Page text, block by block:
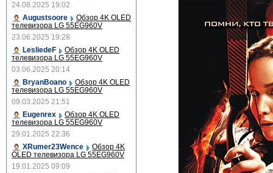
24.08.2025 19:02
Augustsoore
Обзор 4K OLED
телевизора LG 55EG960V
23.06.2025 19:28
LesliedeF
Обзор 4K OLED
телевизора LG 55EG960V
03.06.2025 20:14
BryanBoano
Обзор 4K OLED
телевизора LG 55EG960V
09.03.2025 21:51
Eugenrex
Обзор 4K OLED
телевизора LG 55EG960V
29.01.2025 22:36
XRumer23Wence
Обзор 4K
OLED телевизора LG 55EG960V
19.01.2025 09:09